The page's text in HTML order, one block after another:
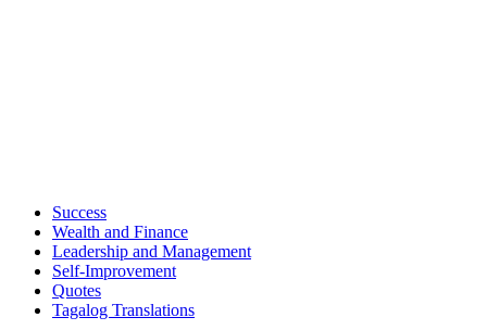
Success
Wealth and Finance
Leadership and Management
Self-Improvement
Quotes
Tagalog Translations